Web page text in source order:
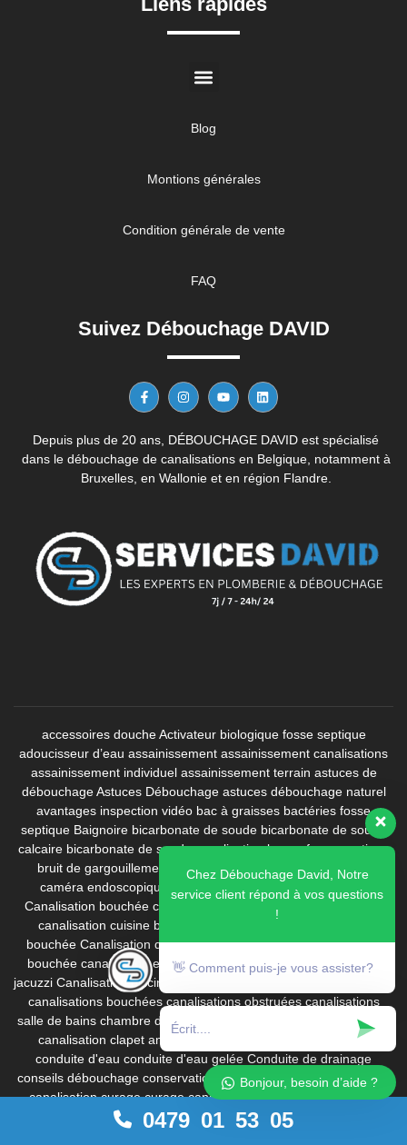
0479 01 53 05
Blog
Montions générales
Condition générale de vente
FAQ
Suivez Débouchage DAVID
Depuis plus de 20 ans, DÉBOUCHAGE DAVID est spécialisé
dans le débouchage de canalisations en Belgique, notamment à
Bruxelles, en Wallonie et en région Flandre.
accessoires douche Activateur biologique fosse septique
adoucisseur d’eau assainissement assainissement canalisations
assainissement individuel assainissement terrain astuces de
débouchage Astuces Débouchage astuces débouchage naturel
avantages inspection vidéo bac à graisses bactéries fosse
septique Baignoire bicarbonate de soude bicarbonate de soude
calcaire bicarbonate de soude canalisation boues fosse septique
bruit de gargouillement
calorifugeage
caméra d'inspection
caméra endoscopique canalisation
Canalisation bouchée
Canalisation bouchée cuisine
Canalisation bouchée de piscine
canalisation cuisine bouchée
bouchée Canalisation de piscine bouchée canalisation de spa
bouchée canalisation enterrée canalisation gelée canalisation
jacuzzi Canalisation piscine
canalisations bouchées canalisations obstruées canalisations
salle de bains chambre de visite
chemisage
canalisation clapet anti-retour
comment déboucher les wc
conduite d'eau conduite d'eau gelée Conduite de drainage
conseils débouchage conservation produit déboucheur corrosion
canalisation curage curage canalisation curage canalisations
Curage canalisations Haute Pression
Curage Curatif (Urgence)
Chez Débouchage David, Notre
service client répond à vos questions
!
👋 Comment puis-je vous assister?
Bonjour, besoin d’aide ?